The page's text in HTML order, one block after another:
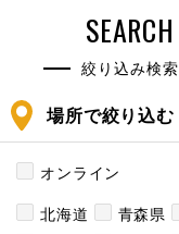
SEARCH
絞り込み検索
場所で絞り込む
オンライン
北海道
青森県